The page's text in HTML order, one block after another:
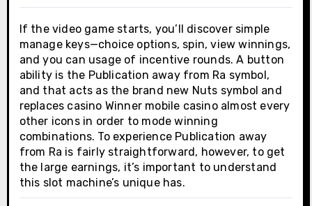
If the video game starts, you’ll discover simple
manage keys—choice options, spin, view winnings,
and you can usage of incentive rounds. A button
ability is the Publication away from Ra symbol,
and that acts as the brand new Nuts symbol and
replaces casino Winner mobile casino almost every
other icons in order to mode winning
combinations. To experience Publication away
from Ra is fairly straightforward, however, to get
the large earnings, it’s important to understand
this slot machine’s unique has.